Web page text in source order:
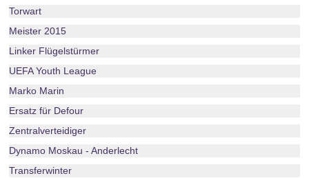
Torwart
Meister 2015
Linker Flügelstürmer
UEFA Youth League
Marko Marin
Ersatz für Defour
Zentralverteidiger
Dynamo Moskau - Anderlecht
Transferwinter